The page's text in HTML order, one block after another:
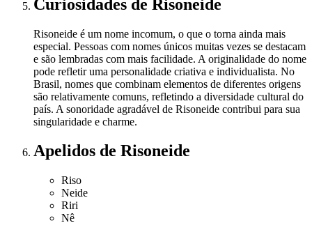
Curiosidades de Risoneide
Risoneide é um nome incomum, o que o torna ainda mais
especial. Pessoas com nomes únicos muitas vezes se destacam
e são lembradas com mais facilidade. A originalidade do nome
pode refletir uma personalidade criativa e individualista. No
Brasil, nomes que combinam elementos de diferentes origens
são relativamente comuns, refletindo a diversidade cultural do
país. A sonoridade agradável de Risoneide contribui para sua
singularidade e charme.
Apelidos de Risoneide
Riso
Neide
Riri
Nê